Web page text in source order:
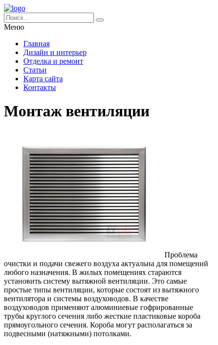
Меню
Главная
Дизайн и интерьер
Отделка и ремонт
Статьи
Карта сайта
Контакты
Монтаж вентиляции
Проблема
очистки и подачи свежего воздуха актуальна для помещений
любого назначения. В жилых помещениях стараются
установить систему вытяжной вентиляции. Это самые
простые типы вентиляции, которые состоят из вытяжного
вентилятора и системы воздуховодов. В качестве
воздуховодов применяют алюминиевые гофрированные
трубы круглого сечения либо жесткие пластиковые короба
прямоугольного сечения. Короба могут располагаться за
подвесными (натяжными) потолками.